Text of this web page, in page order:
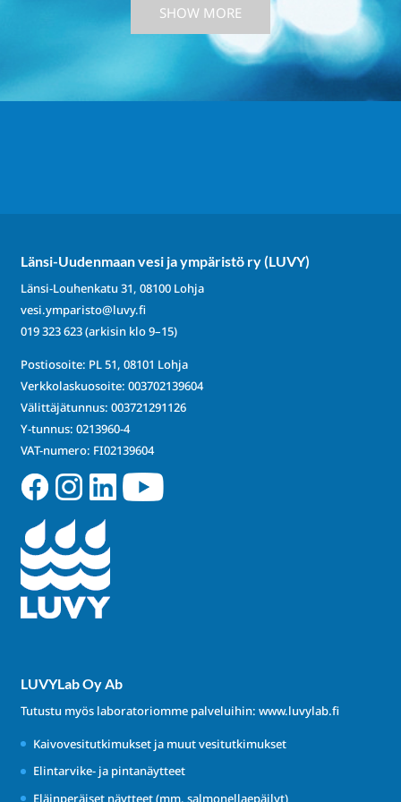
SHOW MORE
Länsi-Uudenmaan vesi ja ympäristö ry (LUVY)
Länsi-Louhenkatu 31, 08100 Lohja
vesi.ymparisto@luvy.fi
019 323 623(arkisin klo 9–15)
Postiosoite: PL 51, 08101 Lohja
Verkkolaskuosoite: 003702139604
Välittäjätunnus: 003721291126
Y-tunnus: 0213960-4
VAT-numero: FI02139604
LUVYLab Oy Ab
Tutustu myös laboratoriomme palveluihin: www.luvylab.fi
Kaivovesitutkimukset ja muut vesitutkimukset
Elintarvike- ja pintanäytteet
Eläinperäiset näytteet (mm. salmonellaepäilyt)